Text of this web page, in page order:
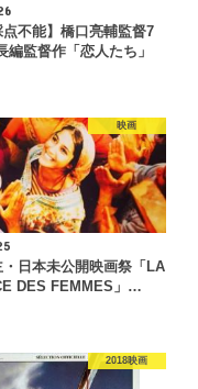
不能】橋口亮輔監督7
編監督作「恋人たち」
映画
日本未公開映画祭「LA
DES FEMMES」…
2018映画